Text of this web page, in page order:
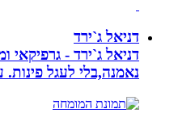
דניאל ג`ירד
דניאל ג`ירד - גרפיקאי
נאמנה,בלי לעגל פינות.